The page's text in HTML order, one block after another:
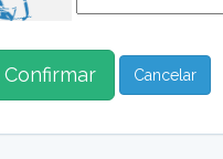
Cancelar